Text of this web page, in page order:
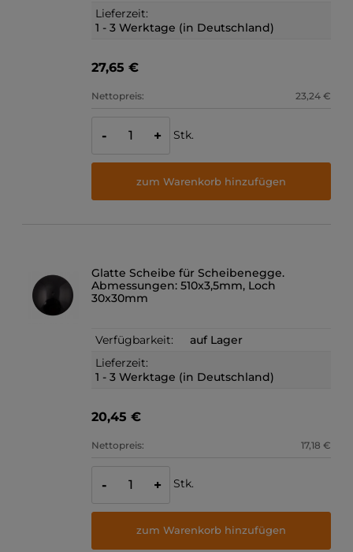
Lieferzeit:
1 - 3 Werktage (in Deutschland)
27,65 €
Nettopreis: 23,24 €
- + Stk.
zum Warenkorb hinzufügen
Glatte Scheibe für Scheibenegge.
Abmessungen: 510x3,5mm, Loch
30x30mm
Verfügbarkeit:
auf Lager
Lieferzeit:
1 - 3 Werktage (in Deutschland)
20,45 €
Nettopreis: 17,18 €
- + Stk.
zum Warenkorb hinzufügen